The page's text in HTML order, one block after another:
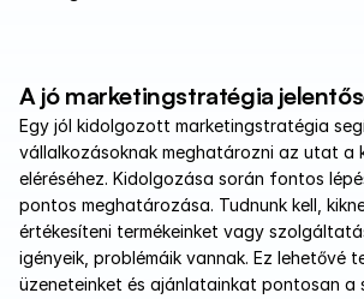
A jó marketingstratégia
Egy jól kidolgozott marketingstratégia
vállalkozásoknak meghatározni az utat a
eléréséhez. Kidolgozása során fontos
pontos meghatározása. Tudnunk kell,
értékesíteni termékeinket vagy
igényeik, problémáik vannak. Ez lehetővé
üzeneteinket és ajánlatainkat pontosan a